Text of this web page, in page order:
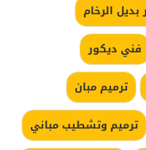
بديل الرخام
فني ديكور
ترميم مبان
ترميم وتشطيب مباني